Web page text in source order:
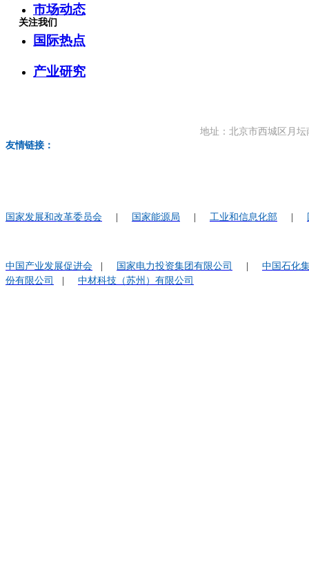
市场动态
国际热点
产业研究
关注我们
地址：北京市西城区月
友情链接：
国家发展和改革委员会 国家能源局 工业和信息化部
中国产业发展促进会 国家电力投资集团有限公司
中国石化
份有限公司
中材科技（苏州）有限公司